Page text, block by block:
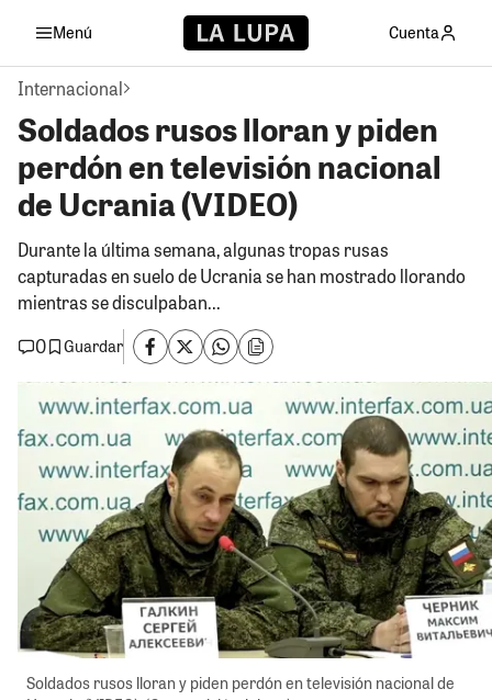
Menú Cuenta
Internacional
Soldados rusos lloran y piden
perdón en televisión nacional
de Ucrania (VIDEO)
Durante la última semana, algunas tropas rusas
capturadas en suelo de Ucrania se han mostrado llorando
mientras se disculpaban...
0
Guardar
Soldados rusos lloran y piden perdón en televisión nacional de